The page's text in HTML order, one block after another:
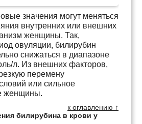
значения могут меняться
внутренних или внешних
женщины. Так,
овуляции, билирубин
снижаться в диапазоне
л. Из внешних факторов,
перемену
или сильное
женщины.
к оглавлению ↑
билирубина в крови у